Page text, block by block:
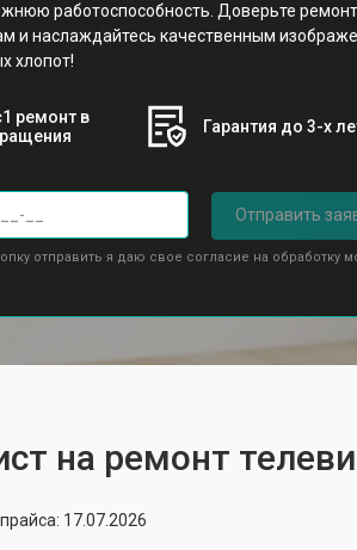
работоспособность. Доверьте
и наслаждайтесь качественным
хлопот!
ремонт в
Гарантия до 3-х
Отправить
отправить я даю свое согласие на обработку
на ремонт
17.07.2026